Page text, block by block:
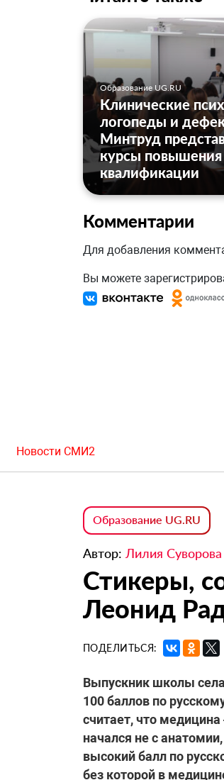
Образование UG.RU
Клинические
логопеды и
Минтруд
курсы повышения
квалификации
Комментарии
Для добавления
Вы можете
Новости СМИ2
Образование UG.RU
Автор: Лилия Суворова
Стикеры,
Леонид
ПОДЕЛИТЬСЯ:
Выпускник школы
100 баллов по
считает, что
начался не с
высокий балл по
без которой в